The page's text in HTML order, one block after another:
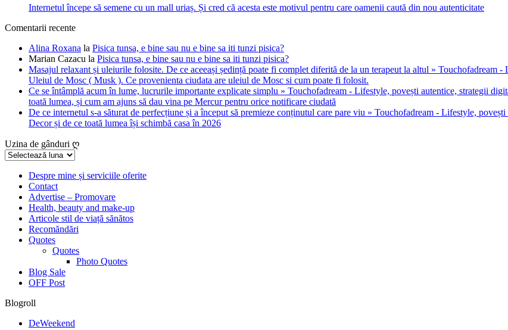
Internetul începe să semene cu un mall uriaș. Și cred că acesta este motivul pentru care oamenii caută din nou autenticitate
Comentarii recente
Alina Roxana la Pisica tunsa, e bine sau nu e bine sa iti tunzi pisica?
Marian Cazacu la Pisica tunsa, e bine sau nu e bine sa iti tunzi pisica?
Masajul relaxant și uleiurile folosite. De ce aceeași ședință poate fi complet diferită de la un terapeut la altul » Touchofadream
Uleiul de Mosc ( Musk ). Ce provenienta ciudata are uleiul de Mosc si cum poate fi folosit.
Ce se întâmplă acum în lume, lucrurile importante explicate simplu » Touchofadream - Lifestyle, povești autentice, strategii
toată lumea, și cum am ajuns să dau vina pe Mercur pentru orice notificare ciudată
De ce internetul s-a săturat de perfecțiune și a început să premieze conținutul care pare viu » Touchofadream - Lifestyle,
Decor și de ce toată lumea își schimbă casa în 2026
Uzina de gânduri ღ
Uzina
gânduriDespre mine și serviciile oferite
Contact
Advertise – Promovare
Health, beauty and make-up
Articole stil de viață sănătos
Recomăndări
Quotes
Quotes
Photo Quotes
Blog Sale
OFF Post
Blogroll
DeWeekend